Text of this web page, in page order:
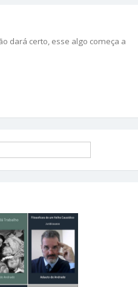
dará certo, esse algo começa a